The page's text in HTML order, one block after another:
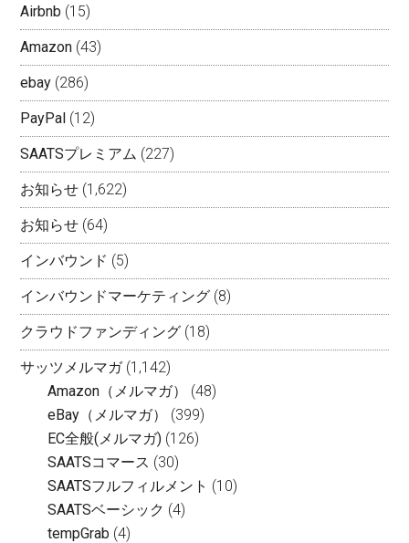
Airbnb (15)
Amazon (43)
ebay (286)
PayPal (12)
SAATSプレミアム (227)
お知らせ (1,622)
お知らせ (64)
インバウンド (5)
インバウンドマーケティング (8)
クラウドファンディング (18)
サッツメルマガ(1,142)
Amazon（メルマガ）
(48)
eBay（メルマガ）
(399)
EC全般(メルマガ) (126)
SAATSコマース (30)
SAATSフルフィルメント (10)
SAATSベーシック (4)
tempGrab (4)